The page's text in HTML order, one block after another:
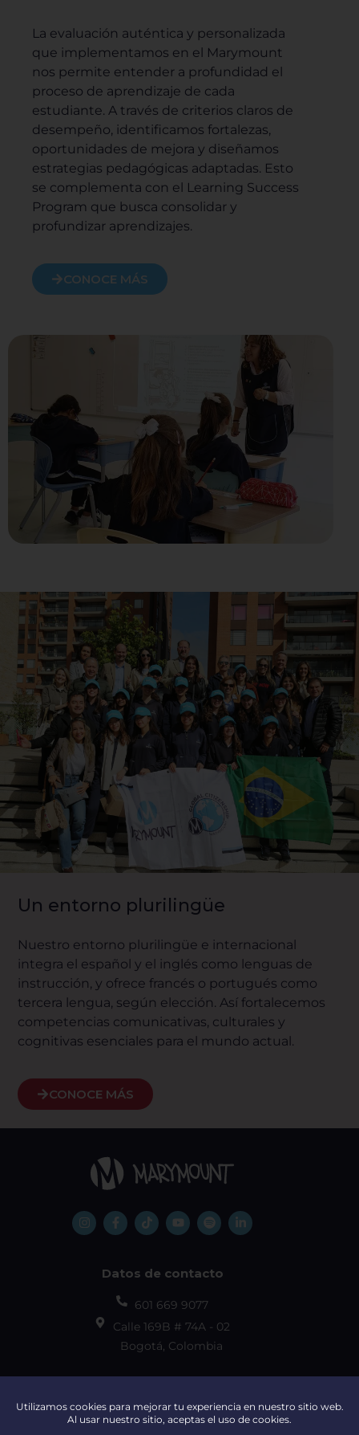
La evaluación auténtica y personalizada
que implementamos en el Marymount
nos permite entender a profundidad el
proceso de aprendizaje de cada
estudiante. A través de criterios claros de
desempeño, identificamos fortalezas,
oportunidades de mejora y diseñamos
estrategias pedagógicas adaptadas. Esto
se complementa con el Learning Success
Program que busca consolidar y
profundizar aprendizajes.
CONOCE MÁS
Un entorno plurilingüe
Nuestro entorno plurilingüe e internacional
integra el español y el inglés como lenguas de
instrucción, y ofrece francés o portugués como
tercera lengua, según elección. Así fortalecemos
competencias comunicativas, culturales y
cognitivas esenciales para el mundo actual.
CONOCE MÁS
Datos de contacto
601 669 9077
Calle 169B # 74A - 02
Bogotá, Colombia
Documentos institucionales